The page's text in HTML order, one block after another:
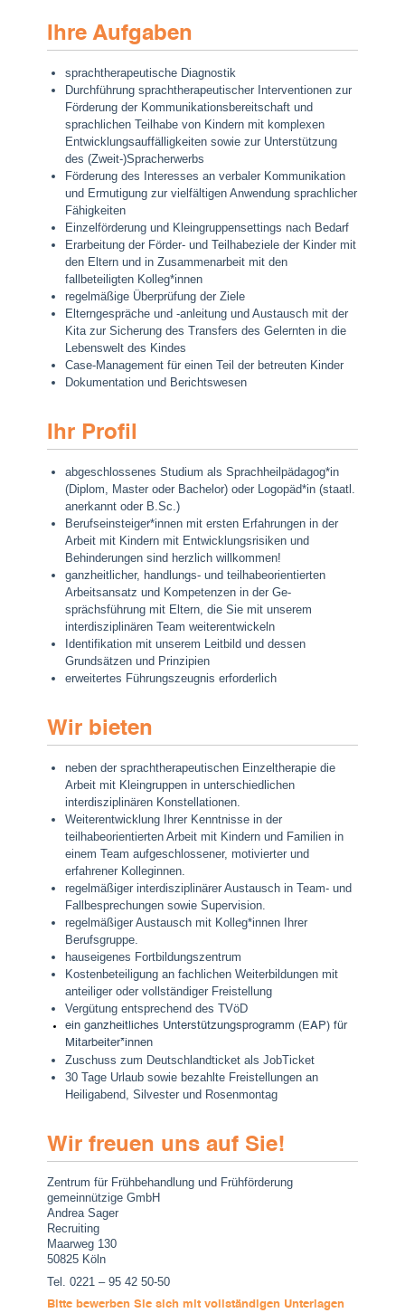
Ihre Aufgaben
sprachtherapeutische Diagnostik
Durchführung sprachtherapeutischer Interventionen zur
Förderung der Kommunikationsbereit­schaft und
sprachlichen Teilhabe von Kindern mit komplexen
Entwicklungsauffälligkeiten sowie zur Unterstützung
des (Zweit-)Spracherwerbs
Förderung des Interesses an verbaler Kommunikation
und Ermutigung zur vielfältigen Anwendung sprachlicher
Fähigkeiten
Einzelförderung und Kleingruppensettings nach Bedarf
Erarbeitung der Förder- und Teilhabeziele der Kinder mit
den Eltern und in Zusammenarbeit mit den
fallbeteiligten Kolleg*innen
regelmäßige Überprüfung der Ziele
Elterngespräche und -anleitung und Austausch mit der
Kita zur Sicherung des Transfers des Ge­lernten in die
Lebenswelt des Kindes
Case-Management für einen Teil der betreuten Kinder
Dokumentation und Berichtswesen
Ihr Profil
abgeschlossenes Studium als Sprachheilpädagog*in
(Diplom, Master oder Bachelor) oder Logopäd*in (staatl.
anerkannt oder B.Sc.)
Berufseinsteiger*innen mit ersten Erfahrungen in der
Arbeit mit Kindern mit Entwicklungsrisiken und
Behinderungen sind herzlich willkommen!
ganzheitlicher, handlungs- und teilhabeorientierten
Arbeitsansatz und Kompetenzen in der Ge­
sprächsführung mit Eltern, die Sie mit unserem
interdisziplinären Team weiterentwickeln
Identifikation mit unserem Leitbild und dessen
Grundsätzen und Prinzipien
erweitertes Führungszeugnis erforderlich
Wir bieten
neben der sprachtherapeutischen Einzeltherapie die
Arbeit mit Kleingruppen in unterschiedlichen
interdisziplinären Konstellationen.
Weiterentwicklung Ihrer Kenntnisse in der
teilhabeorientierten Arbeit mit Kindern und Familien in
einem Team aufgeschlossener, motivierter und
erfahrener Kolleginnen.
regelmäßiger interdisziplinärer Austausch in Team- und
Fallbesprechungen sowie Supervi­sion.
regelmäßiger Austausch mit Kolleg*innen Ihrer
Berufsgruppe.
hauseigenes Fortbildungszentrum
Kostenbeteiligung an fachlichen Weiterbildungen mit
anteiliger oder vollständiger Freistellung
Vergütung entsprechend des TVöD
ein ganzheitliches Unterstützungsprogramm (EAP) für
Mitarbeiter*innen
Zuschuss zum Deutschlandticket als JobTicket
30 Tage Urlaub sowie bezahlte Freistellungen an
Heiligabend, Silvester und Rosenmontag
Wir freuen uns auf Sie!
Zentrum für Frühbehandlung und Frühförderung
gemeinnützige GmbH
Andrea Sager
Recruiting
Maarweg 130
50825 Köln
Tel. 0221 – 95 42 50-50
Bitte bewerben Sie sich mit vollständigen Unterlagen